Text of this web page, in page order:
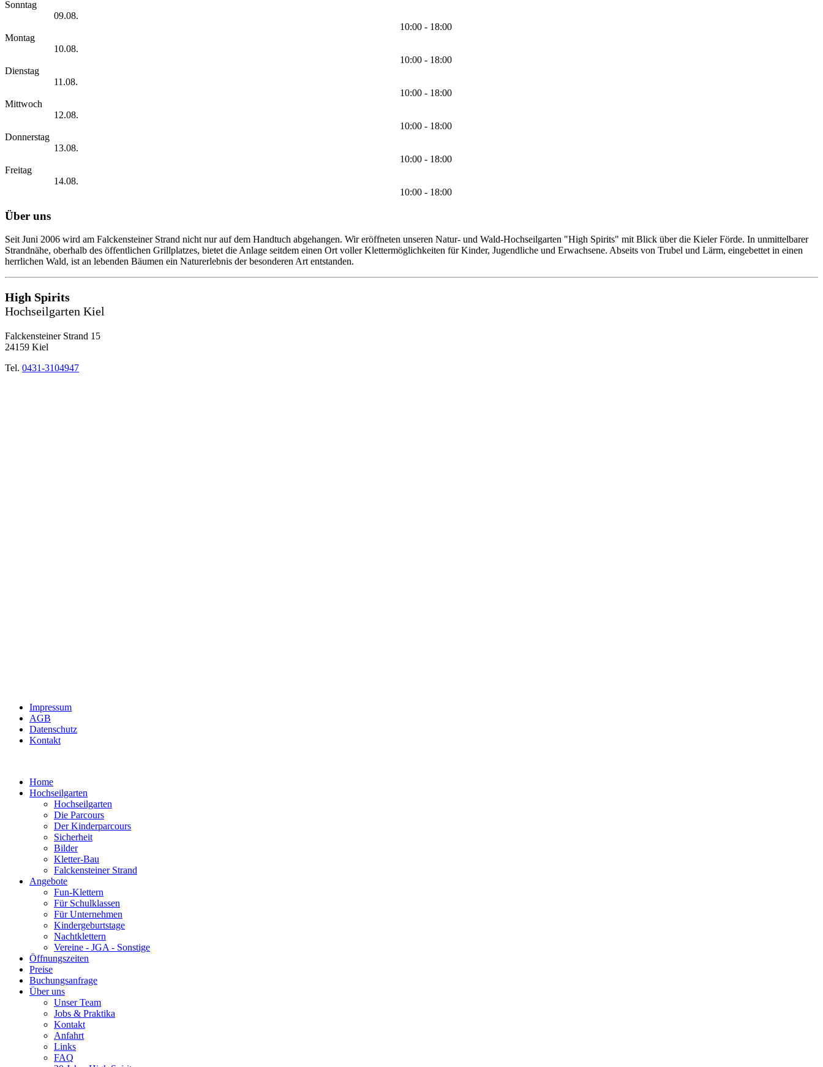
Sonntag
09.08.
10:00 - 18:00
Montag
10.08.
10:00 - 18:00
Dienstag
11.08.
10:00 - 18:00
Mittwoch
12.08.
10:00 - 18:00
Donnerstag
13.08.
10:00 - 18:00
Freitag
14.08.
10:00 - 18:00
Über uns
Seit Juni 2006 wird am Falckensteiner Strand nicht nur auf dem Handtuch abgehangen. Wir eröffneten unseren Natur- und Wald-Hochseilgarten "High Spirits" mit Blick über die Kieler Förde. In unmittelbarer
Strandnähe, oberhalb des öffentlichen Grillplatzes, bietet die Anlage seitdem einen Ort voller Klettermöglichkeiten für Kinder, Jugendliche und Erwachsene. Abseits von Trubel und Lärm, eingebettet in einen
herrlichen Wald, ist an lebenden Bäumen ein Naturerlebnis der besonderen Art entstanden.
High Spirits
Hochseilgarten Kiel
Falckensteiner Strand 15
24159 Kiel
Tel. 0431-3104947
Impressum
AGB
Datenschutz
Kontakt
Home
Hochseilgarten
Hochseilgarten
Die Parcours
Der Kinderparcours
Sicherheit
Bilder
Kletter-Bau
Falckensteiner Strand
Angebote
Fun-Klettern
Für Schulklassen
Für Unternehmen
Kindergeburtstage
Nachtklettern
Vereine - JGA - Sonstige
Öffnungszeiten
Preise
Buchungsanfrage
Über uns
Unser Team
Jobs & Praktika
Kontakt
Anfahrt
Links
FAQ